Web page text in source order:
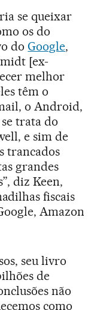
se queixar
os do
doGoogle,
[ex-
melhor
têm o
o Android,
trata do
e sim de
trancados
grandes
diz Keen,
fiscais
Amazon
seu livro
de
não
como